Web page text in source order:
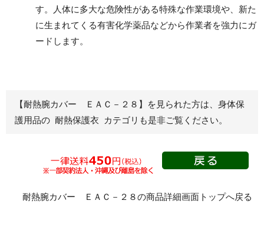
化学防護服 簡易作業衣
カバー・プロテクター
頭巾・腹部
アームカバー
脚絆
プロテクター
サポーター
す。人体に多大な危険性がある特殊な作業環境や、新た
に生まれてくる有害化学薬品などから作業者を強力にガ
ードします。
【耐熱腕カバー ＥＡＣ－２８】を見られた方は、身体保
護用品の 耐熱保護衣 カテゴリも是非ご覧ください。
耐熱腕カバー ＥＡＣ－２８の商品詳細画面トップへ戻る